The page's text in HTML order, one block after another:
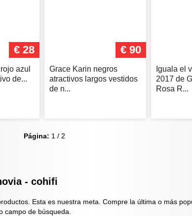
€ 28
azul
de...
€ 90
Grace Karin negros
atractivos largos vestidos
de n...
Iguala el
2017 de
Rosa R...
Página: 1 / 2
- cohifi
Esta es nuestra meta. Compre la última o más
campo de búsqueda.